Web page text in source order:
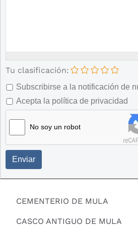
Tu clasificación:
Subscribirse a la notificación de
Acepta la política de privacidad
No soy un robot
Enviar
CEMENTERIO DE MULA
CASCO ANTIGUO DE MULA